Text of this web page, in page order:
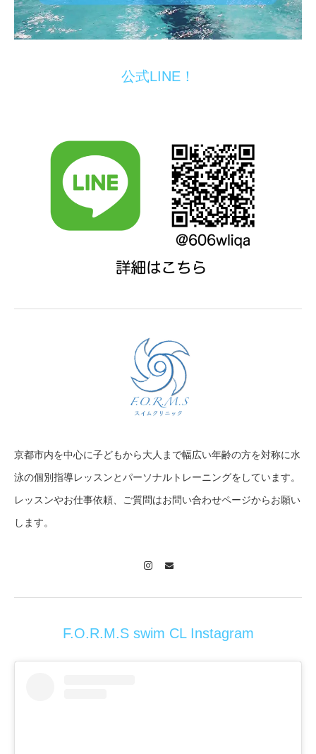
公式LINE！
京都市内を中心に子どもから大人まで幅広い年齢の方を対称に水
泳の個別指導レッスンとパーソナルトレーニングをしています。
レッスンやお仕事依頼、ご質問はお問い合わせページからお願い
します。
F.O.R.M.S swim CL Instagram